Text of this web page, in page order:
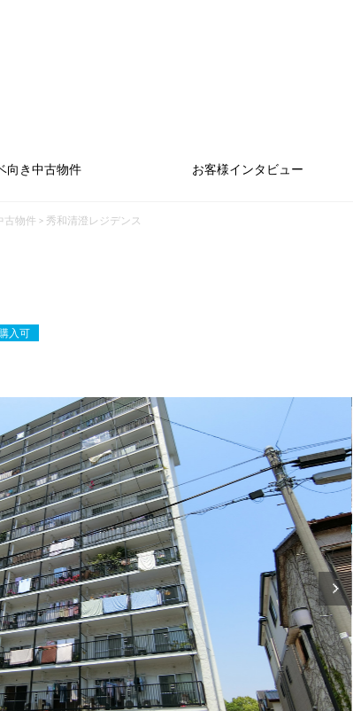
向き中古物件 お客様インタビュー
古物件 > 秀和清澄レジデンス
入可